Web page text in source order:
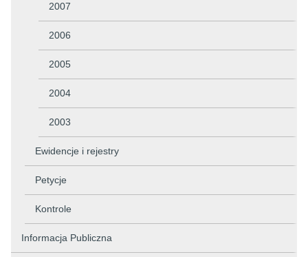
2007
2006
2005
2004
2003
Ewidencje i rejestry
Petycje
Kontrole
Informacja Publiczna